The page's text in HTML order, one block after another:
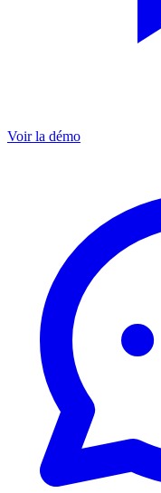
Voir la démo